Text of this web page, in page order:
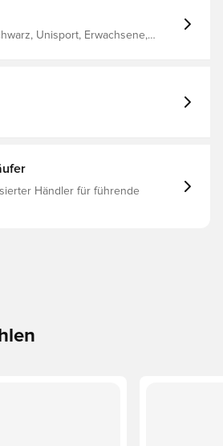
Unisport, Erwachsene,
Händler für führende